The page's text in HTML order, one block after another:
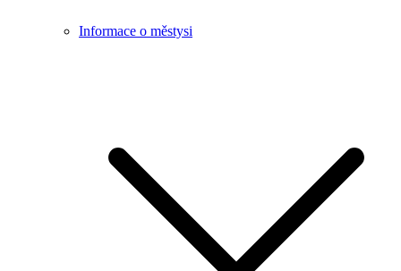
Informace o městysi